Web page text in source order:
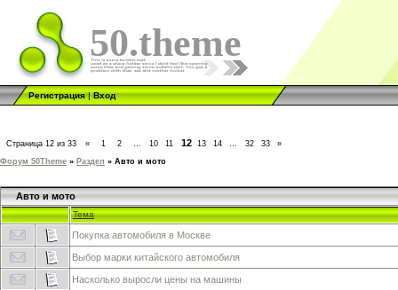
50.theme
Регистрация|Вход
Страница 12 из 33 « 1 2 … 10 11 12 13 14 … 32 33
»
Форум 50Theme » Раздел » Авто и мото
Авто и мото
Тема
Покупка автомобиля в Москве
Выбор марки китайского автомобиля
Насколько выросли цены на машины